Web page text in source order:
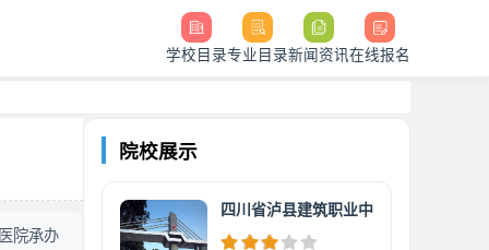
学校目录专业目录新闻资讯在线报名
院承办
院校展示
四川省泸县建筑职业中